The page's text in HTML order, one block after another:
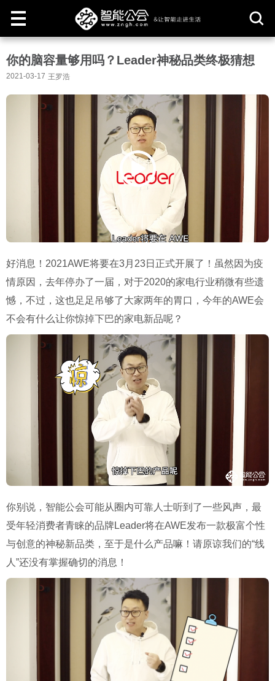
你的脑容量够用吗？Leader神秘品类终极猜想
2021-03-17 王罗浩
好消息！2021AWE将要在3月23日正式开展了！虽然因为疫
情原因，去年停办了一届，对于2020的家电行业稍微有些遗
憾，不过，这也足足吊够了大家两年的胃口，今年的AWE会
不会有什么让你惊掉下巴的家电新品呢？
你别说，智能公会可能从圈内可靠人士听到了一些风声，最
受年轻消费者青睐的品牌Leader将在AWE发布一款极富个性
与创意的神秘新品类，至于是什么产品嘛！请原谅我们的“线
人”还没有掌握确切的消息！